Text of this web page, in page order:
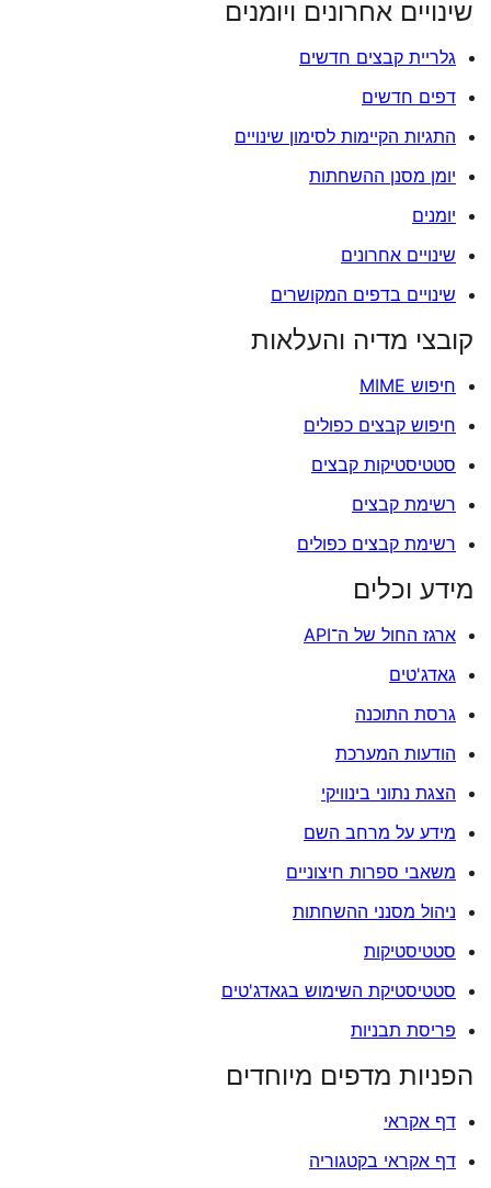
שינויים אחרונים ויומנים
גלריית קבצים חדשים
דפים חדשים
התגיות הקיימות לסימון שינויים
יומן מסנן ההשחתות
יומנים
שינויים אחרונים
שינויים בדפים המקושרים
קובצי מדיה והעלאות
חיפוש MIME
חיפוש קבצים כפולים
סטטיסטיקות קבצים
רשימת קבצים
רשימת קבצים כפולים
מידע וכלים
ארגז החול של ה־API
גאדג'טים
גרסת התוכנה
הודעות המערכת
הצגת נתוני בינוויקי
מידע על מרחב השם
משאבי ספרות חיצוניים
ניהול מסנני ההשחתות
סטטיסטיקות
סטטיסטיקת השימוש בגאדג'טים
פריסת תבניות
הפניות מדפים מיוחדים
דף אקראי
דף אקראי בקטגוריה